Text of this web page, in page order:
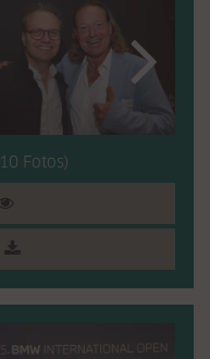
Fotos)